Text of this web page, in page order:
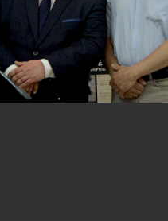
Новости
›
«Герои с вечно